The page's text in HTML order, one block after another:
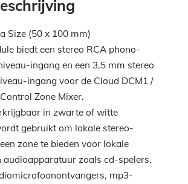
Size (50 x 100 mm)
biedt een stereo RCA phono-
ingang en een 3,5 mm stereo
ingang voor de Cloud DCM1 /
Zone Mixer.
in zwarte of witte
gebruikt om lokale stereo-
zone te bieden voor lokale
audioapparatuur zoals cd-spelers,
mp3-